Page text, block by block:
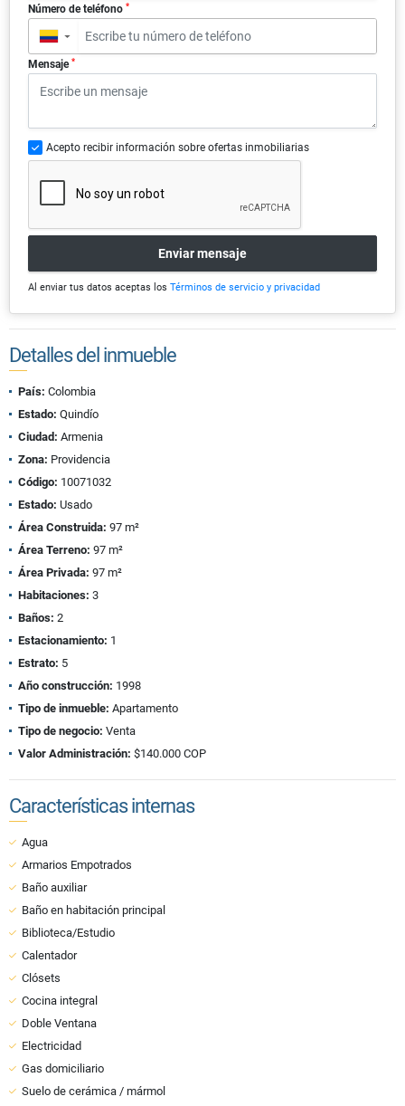
Número de teléfono *
▼
Mensaje *
Acepto recibir información sobre ofertas inmobiliarias
Enviar mensaje
Al enviar tus datos aceptas los Términos de servicio y privacidad
Detalles del inmueble
País: Colombia
Estado: Quindío
Ciudad: Armenia
Zona: Providencia
Código: 10071032
Estado: Usado
Área Construida: 97 m²
Área Terreno: 97 m²
Área Privada: 97 m²
Habitaciones: 3
Baños: 2
Estacionamiento: 1
Estrato: 5
Año construcción: 1998
Tipo de inmueble: Apartamento
Tipo de negocio: Venta
Valor Administración: $140.000 COP
Características internas
Agua
Armarios Empotrados
Baño auxiliar
Baño en habitación principal
Biblioteca/Estudio
Calentador
Clósets
Cocina integral
Doble Ventana
Electricidad
Gas domiciliario
Suelo de cerámica / mármol